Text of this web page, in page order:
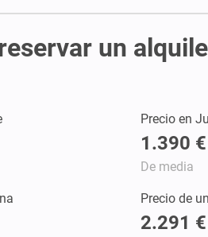
un
Precio en
1.390 €
De media
Precio de
2.291 €